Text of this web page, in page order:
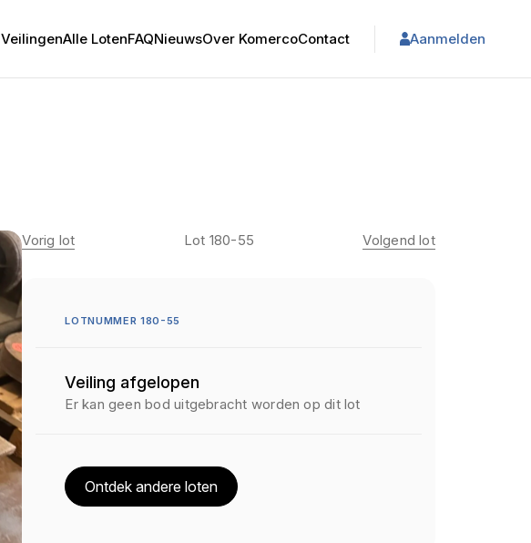
VeilingenAlle LotenFAQNieuwsOver KomercoContact Aanmelden
Vorig lot Lot 180-55 Volgend lot
LOTNUMMER 180-55
Veiling afgelopen
Er kan geen bod uitgebracht worden op dit lot
Ontdek andere loten